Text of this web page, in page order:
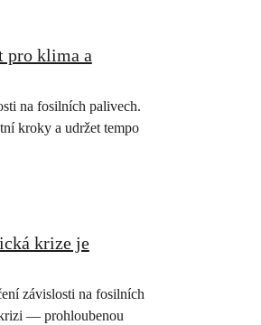
pro klima a
na fosilních palivech.
kroky a udržet tempo
krize je
závislosti na fosilních
krizi — prohloubenou